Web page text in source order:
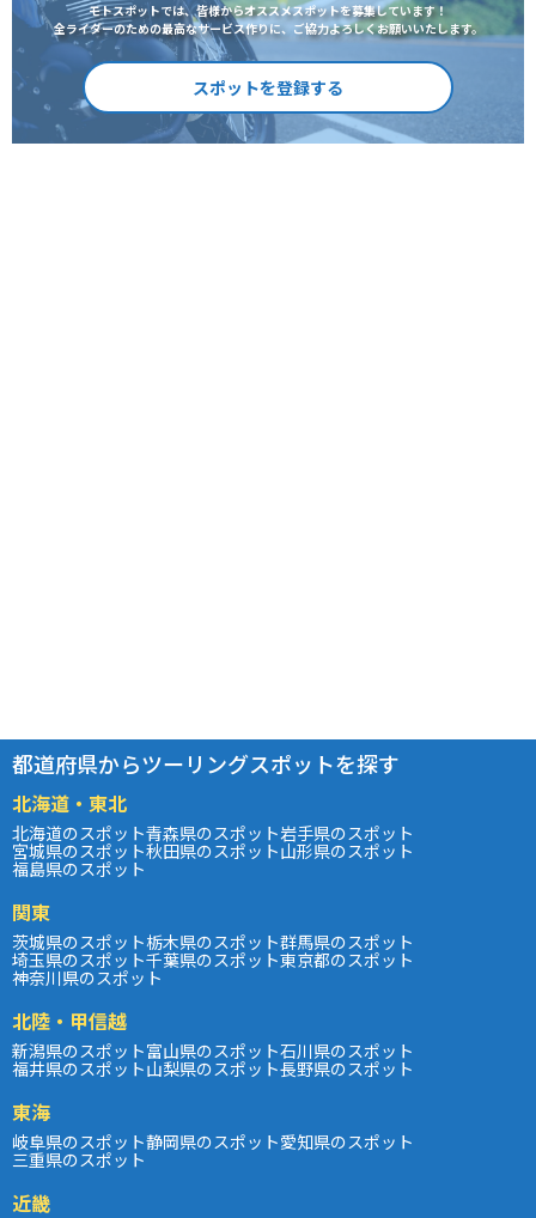
モトスポットでは、皆様からオススメスポットを募集しています！
全ライダーのための最高なサービス作りに、ご協力よろしくお願いいたします。
スポットを登録する
都道府県からツーリングスポットを探す
北海道・東北
北海道のスポット青森県のスポット岩手県のスポット
宮城県のスポット秋田県のスポット山形県のスポット
福島県のスポット
関東
茨城県のスポット栃木県のスポット群馬県のスポット
埼玉県のスポット千葉県のスポット東京都のスポット
神奈川県のスポット
北陸・甲信越
新潟県のスポット富山県のスポット石川県のスポット
福井県のスポット山梨県のスポット長野県のスポット
東海
岐阜県のスポット静岡県のスポット愛知県のスポット
三重県のスポット
近畿